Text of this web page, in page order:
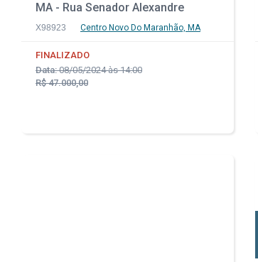
MA - Rua Senador Alexandre
Costa, 176 - Farol
X98923 Centro Novo Do Maranhão, MA
FINALIZADO
Data:08/05/2024 às 14:00
R$ 47.000,00